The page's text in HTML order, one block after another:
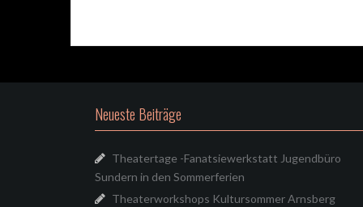
Neueste Beiträge
Theatertage -Fanatsiewerkstatt Jugendbüro
Sundern in den Sommerferien
Theaterworkshops Kultursommer Arnsberg